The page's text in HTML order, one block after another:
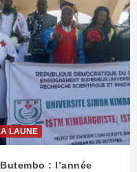
A LAUNE
Butembo : l’année